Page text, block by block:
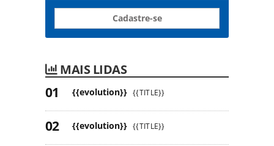
Cadastre-se
MAIS LIDAS
{{evolution}} {{TITLE}}
{{evolution}} {{TITLE}}